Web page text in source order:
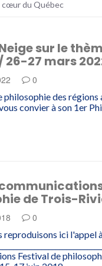
cœur du Québec
sur le
26-27 mars
0
philosophie des
convier à son 1er
de Trois-
0
reproduisons ici l'appel
Festival de